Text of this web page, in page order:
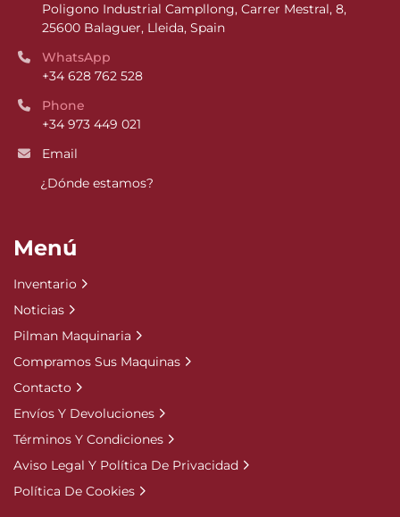
Poligono Industrial Campllong, Carrer Mestral, 8,
25600 Balaguer, Lleida, Spain
WhatsApp
+34 628 762 528
Phone
+34 973 449 021
Email
¿Dónde estamos?
Menú
Inventario
Noticias
Pilman Maquinaria
Compramos Sus Maquinas
Contacto
Envíos Y Devoluciones
Términos Y Condiciones
Aviso Legal Y Política De Privacidad
Política De Cookies